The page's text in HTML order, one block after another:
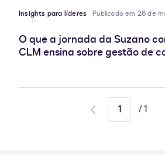
Insights para líderes Publicado em 26 de
O que a jornada da Suzano
CLM ensina sobre gestão de
Go
/1